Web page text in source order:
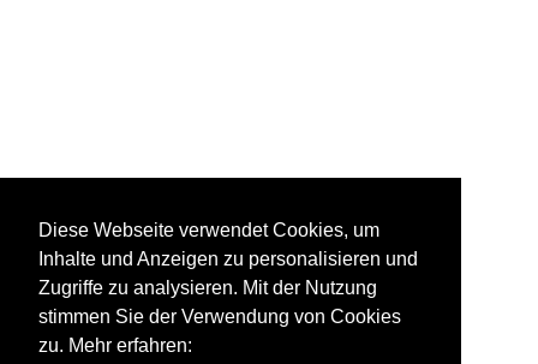
Diese Webseite verwendet Cookies, um
Inhalte und Anzeigen zu personalisieren und
Zugriffe zu analysieren. Mit der Nutzung
stimmen Sie der Verwendung von Cookies
zu. Mehr erfahren: